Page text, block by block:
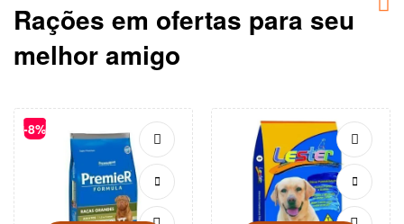
Rações em ofertas para seu
melhor amigo
-8%